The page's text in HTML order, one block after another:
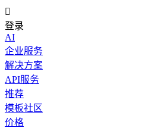

登录
AI
企业服务
解决方案
API服务
推荐
模板社区
价格